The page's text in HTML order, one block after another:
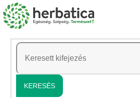
Ugrás
a
tartalomhoz
KERESÉS